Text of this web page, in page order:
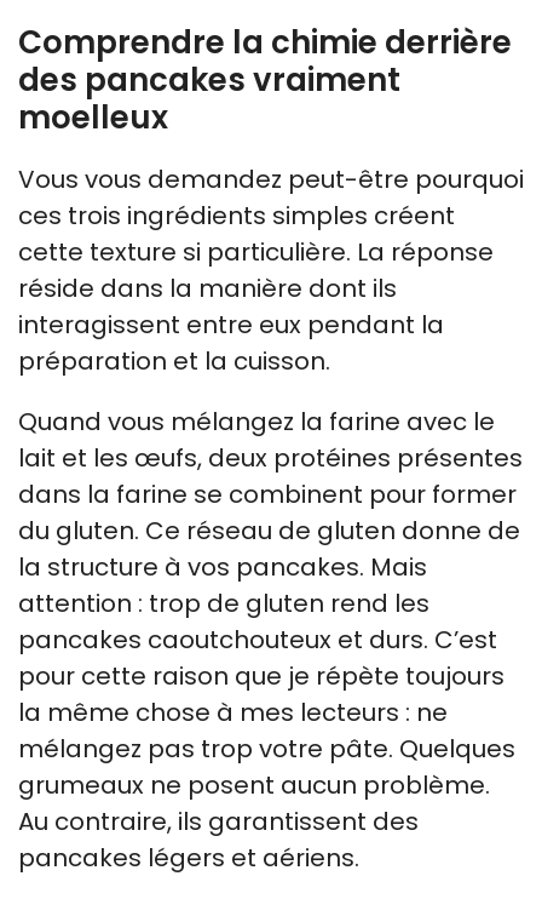
Comprendre la chimie derrière
des pancakes vraiment
moelleux
Vous vous demandez peut-être pourquoi
ces trois ingrédients simples créent
cette texture si particulière. La réponse
réside dans la manière dont ils
interagissent entre eux pendant la
préparation et la cuisson.
Quand vous mélangez la farine avec le
lait et les œufs, deux protéines présentes
dans la farine se combinent pour former
du gluten. Ce réseau de gluten donne de
la structure à vos pancakes. Mais
attention : trop de gluten rend les
pancakes caoutchouteux et durs. C’est
pour cette raison que je répète toujours
la même chose à mes lecteurs : ne
mélangez pas trop votre pâte. Quelques
grumeaux ne posent aucun problème.
Au contraire, ils garantissent des
pancakes légers et aériens.